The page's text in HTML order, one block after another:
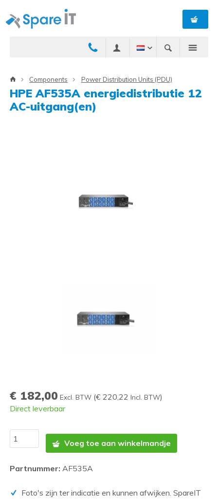
Components Power Distribution Units (PDU)
HPE AF535A energiedistributie 12
AC-uitgang(en)
€ 182,00 Excl. BTW (€ 220,22 Incl. BTW)
Direct leverbaar
Voeg toe aan winkelmandje
Partnummer: AF535A
Foto's zijn ter indicatie en kunnen afwijken. SpareIT